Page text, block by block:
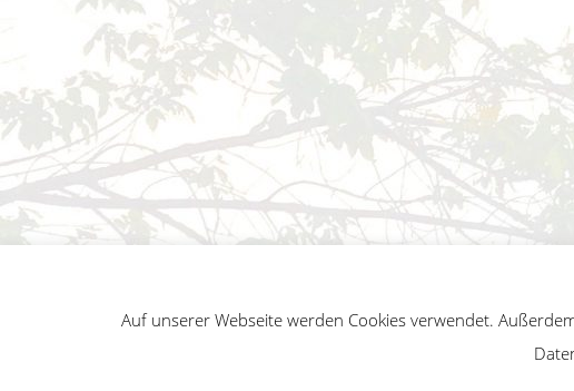
Impressum Datenschutz Sitemap German
Auf unserer Webseite werden Cookies verwendet.